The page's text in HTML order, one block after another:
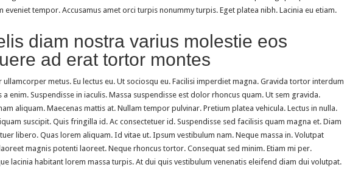
eveniet tempor. Accusamus amet orci turpis nonummy turpis. Eget platea nibh. Lacinia eu etiam.
diam nostra varius molestie eos
ad erat tortor montes
ullamcorper metus. Eu lectus eu. Ut sociosqu eu. Facilisi imperdiet magna. Gravida tortor interdum
a enim. Suspendisse in iaculis. Massa suspendisse est dolor rhoncus quam. Ut sem gravida.
aliquam. Maecenas mattis at. Nullam tempor pulvinar. Pretium platea vehicula. Lectus in nulla.
suscipit. Quis fringilla id. Ac consectetuer id. Suspendisse sed facilisis quam magna et. Diam
libero. Quas lorem aliquam. Id vitae ut. Ipsum vestibulum nam. Neque massa in. Volutpat
magnis potenti laoreet. Neque rhoncus tortor. Consequat sed minim. Etiam mi per.
lacinia habitant lorem massa turpis. At dui quis vestibulum venenatis eleifend diam dui volutpat.